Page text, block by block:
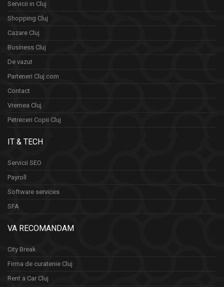
Servicii in Cluj
Shopping Cluj
Cazare Cluj
Business Cluj
De vazut
Parteneri Cluj.com
Contact
Vremea Cluj
Petreceri Copii Cluj
IT & TECH
Servicii SEO
Payroll
Software services
SFA
VA RECOMANDAM
City Break
Firma de curatenie Cluj
Rent a Car Cluj